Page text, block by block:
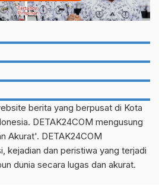
berita yang berpusat di Kota
DETAK24COM mengusung
Akurat'. DETAK24COM
kejadian dan peristiwa yang terjadi
dunia secara lugas dan akurat.